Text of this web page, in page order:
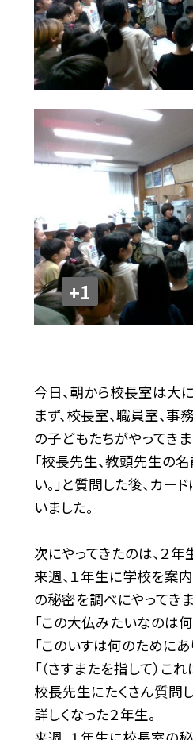
+1
今日、朝から校長室は大に
まず、校長室、職員室、
の子どもたちがやってきま
「校長先生、教頭先生の
い。」と質問した後、カー
いました。
次にやってきたのは、２年
来週、１年生に学校を案
の秘密を調べにやってきま
「この大仏みたいなのは何
「このいすは何のためにあ
「（さすまたを指して）こ
校長先生にたくさん質問
詳しくなった２年生。